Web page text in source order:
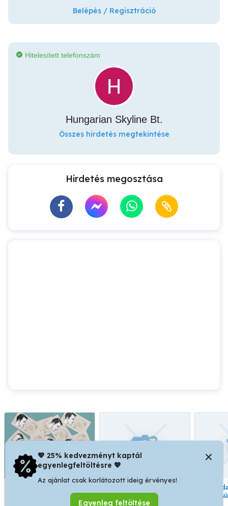
Belépés / Regisztráció
Hitelesített telefonszám
Hungarian Skyline Bt.
Összes hirdetés megtekintése
Hirdetés megosztása
azonnali kezdéssel,
bérmunkákra.
💖 25% kedvezményt kaptál
egyenlegfeltöltésre 💖
Az ajánlat csak korlátozott ideig érvényes!
Egyenleg feltöltése